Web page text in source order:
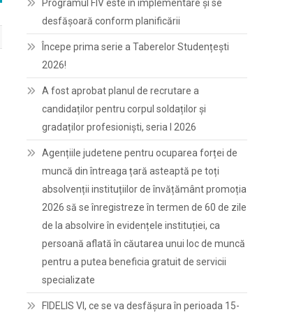
Programul FIV este în implementare și se
desfășoară conform planificării
Începe prima serie a Taberelor Studențești
2026!
A fost aprobat planul de recrutare a
candidaților pentru corpul soldaților și
gradaților profesioniști, seria I 2026
Agențiile judetene pentru ocuparea forței de
muncă din întreaga țară asteaptă pe toți
absolvenții instituțiilor de învățământ promoția
2026 să se înregistreze în termen de 60 de zile
de la absolvire în evidențele instituției, ca
persoană aflată în căutarea unui loc de muncă
pentru a putea beneficia gratuit de servicii
specializate
FIDELIS VI, ce se va desfășura în perioada 15-